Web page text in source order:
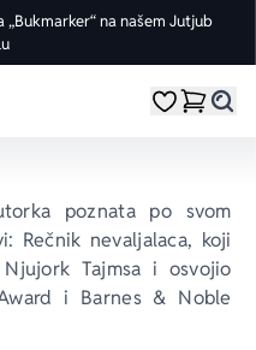
na našem Jutjub
Moji
poznata po svom
Rečnik nevaljalaca, koji
Njujork Tajmsa i osvojio
i Barnes & Noble